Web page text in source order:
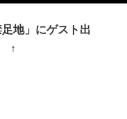
地」にゲスト出
↑